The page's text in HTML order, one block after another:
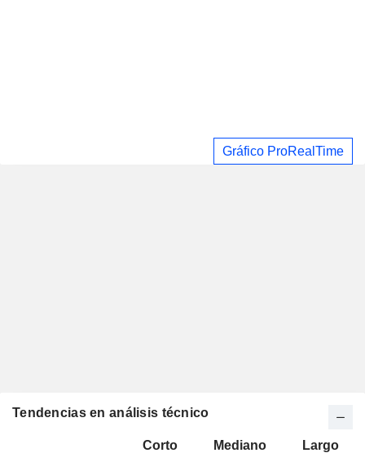
Gráfico ProRealTime
Tendencias en análisis técnico
Corto
Mediano
Largo